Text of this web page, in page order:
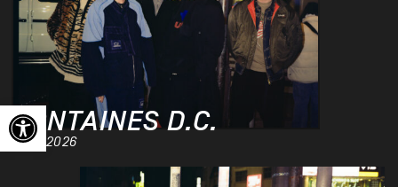
Ouvrir la barre d’outils
FONTAINES D.C.
17.08.2026